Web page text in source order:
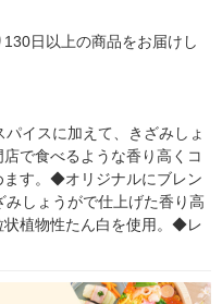
日以上の商品をお届けし
イスに加えて、きざみしょ
で食べるような香り高くコ
ます。◆オリジナルにブレン
みしょうがで仕上げた香り高
植物性たん白を使用。◆レ